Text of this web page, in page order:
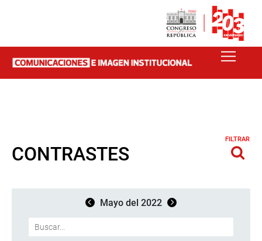
CONTRASTES
FILTRAR
Mayo del 2022